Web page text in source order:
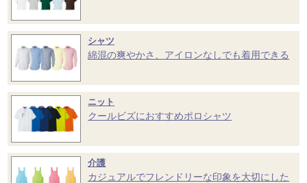
シャツ
綿混の爽やかさ、アイロンなしでも着用できる
ニット
クールビズにおすすめポロシャツ
介護
カジュアルでフレンドリーな印象を大切にした